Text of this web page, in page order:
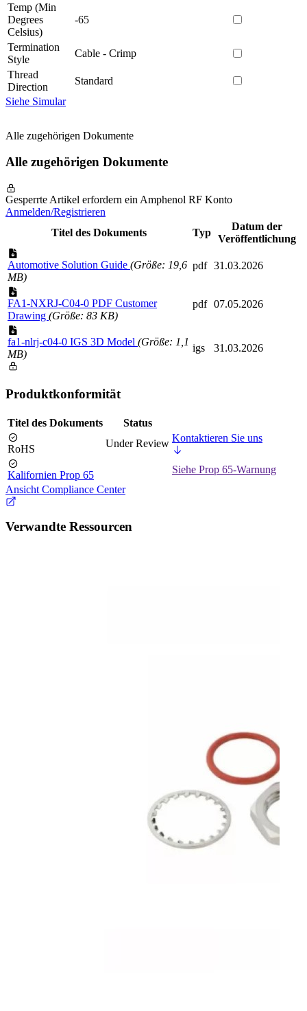
Temp (Min
Degrees
Celsius)
-65
Termination
Style
Cable - Crimp
Thread
Direction
Standard
Siehe Simular
Alle zugehörigen Dokumente
Alle zugehörigen Dokumente
Gesperrte Artikel erfordern ein Amphenol RF Konto
Anmelden/Registrieren
Titel des Dokuments
Typ
Datum der
Veröffentlichung
Automotive Solution Guide (Größe: 19,6
MB)
pdf 31.03.2026
FA1-NXRJ-C04-0 PDF Customer
Drawing (Größe: 83 KB)
pdf 07.05.2026
fa1-nlrj-c04-0 IGS 3D Model (Größe: 1,1
MB)
igs 31.03.2026
Produktkonformität
Titel des Dokuments Status
RoHS Under Review Kontaktieren Sie uns
Kalifornien Prop 65
Siehe Prop 65-Warnung
Ansicht Compliance Center
Verwandte Ressourcen